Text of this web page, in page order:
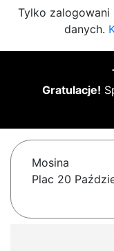
Tylko
danych.
Gratulacje!
Mosina
Plac 20